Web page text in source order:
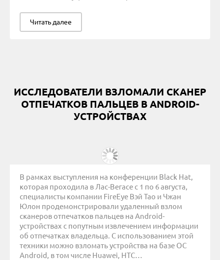
Читать далее
ИССЛЕДОВАТЕЛИ ВЗЛОМАЛИ СКАНЕР
ОТПЕЧАТКОВ ПАЛЬЦЕВ В ANDROID-
УСТРОЙСТВАХ
В рамках выступления на конференции Black Hat,
которая проходила в Лас-Вегасе с 1 по 6 августа,
специалисты компании FireEye Вэй Тао и Чжан
Юлон продемонстрировали удаленный взлом
сканеров отпечатков пальцев на Android-
устройствах с попутным извлечением информации
об отпечатках владельца. С использованием этой
техники можно взломать устройства на базе ОС
Android, в том числе Huawei, HTC…